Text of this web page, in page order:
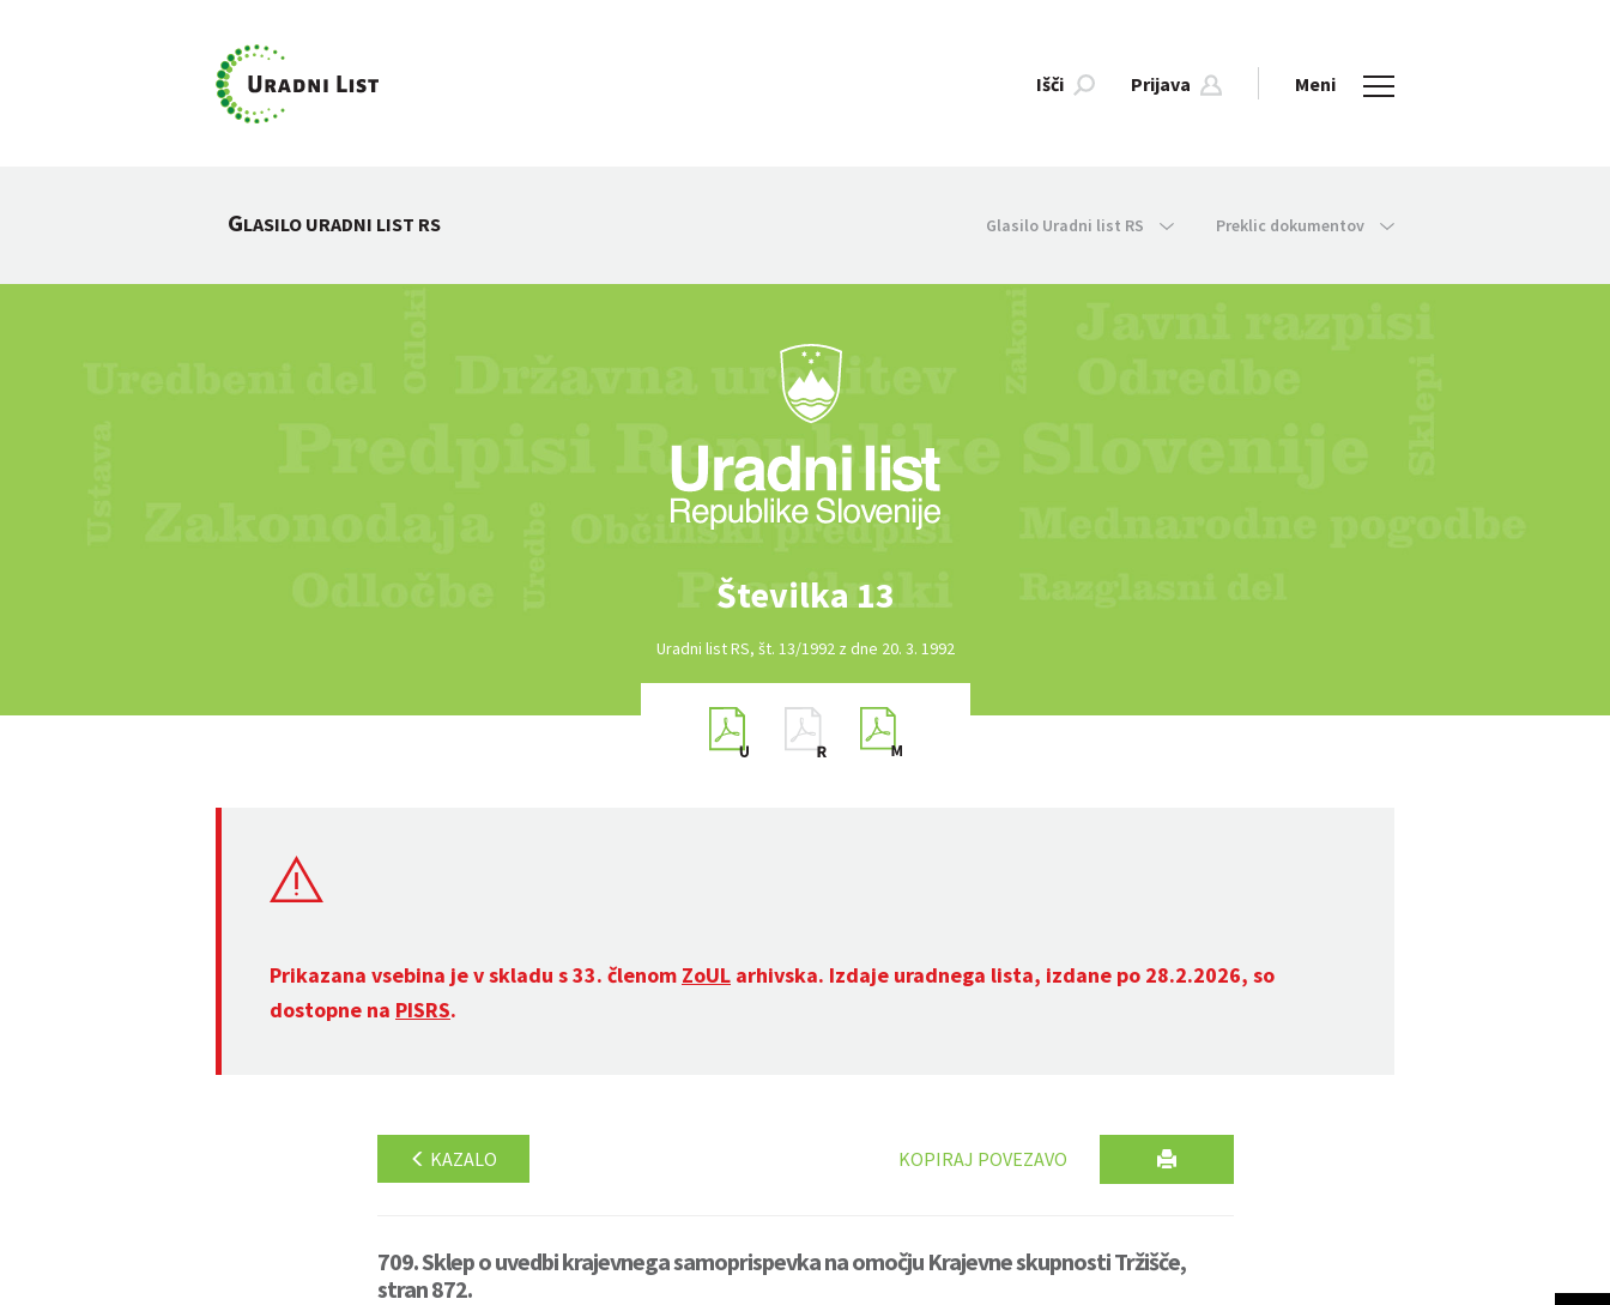
Išči Prijava Meni
GLASILO URADNI LIST RS Glasilo Uradni list RS Preklic dokumentov
Številka 13
Uradni list RS, št. 13/1992 z dne 20. 3. 1992
Prikazana vsebina je v skladu s 33. členom ZoUL arhivska. Izdaje uradnega lista, izdane po 28.2.2026, so
dostopne na PISRS.
KAZALO KOPIRAJ POVEZAVO
709. Sklep o uvedbi krajevnega samoprispevka na omočju Krajevne skupnosti Tržišče,
stran 872.